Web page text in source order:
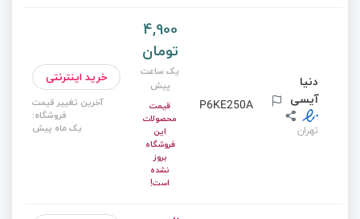
دنیا
آیسی
تهران
P6KE250A
4,900
تومان
یک ساعت
پیش
قیمت
محصولات
این
فروشگاه
بروز
نشده
است!
خرید اینترنتی
آخرین تغییر قیمت
فروشگاه:
یک ماه پیش